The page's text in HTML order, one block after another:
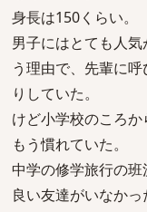
身長は150くらい。
男子にはとても人
う理由で、先輩に
りしていた。
けど小学校のころか
もう慣れていた。
中学の修学旅行の
良い友達がいなか